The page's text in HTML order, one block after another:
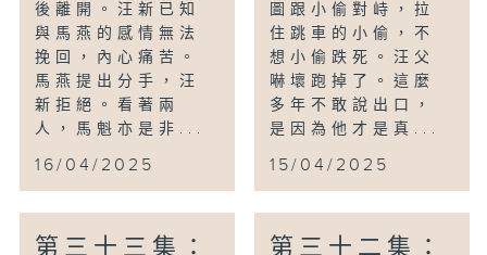
後離開。汪新已知
與馬燕的感情無法
挽回，內心痛苦。
馬燕提出分手，汪
新拒絕。看著兩
人，馬魁亦是非...
16/04/2025
圖跟小偷對峙，拉
住跳車的小偷，不
想小偷跌死。汪父
嚇壞跑掉了。這麼
多年不敢說出口，
是因為他才是真...
15/04/2025
第三十三集： 第三十二集：